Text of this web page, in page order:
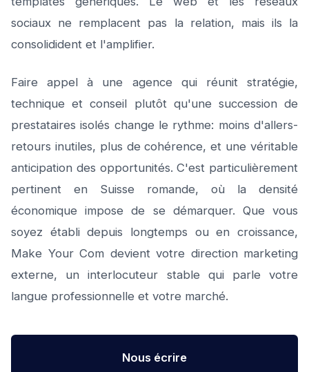
sociaux ne remplacent pas la relation, mais ils la
consolidident et l'amplifier.
Faire appel à une agence qui réunit stratégie,
technique et conseil plutôt qu'une succession de
prestataires isolés change le rythme: moins d'allers-
retours inutiles, plus de cohérence, et une véritable
anticipation des opportunités. C'est particulièrement
pertinent en Suisse romande, où la densité
économique impose de se démarquer. Que vous
soyez établi depuis longtemps ou en croissance,
Make Your Com devient votre direction marketing
externe, un interlocuteur stable qui parle votre
langue professionnelle et votre marché.
Nous écrire